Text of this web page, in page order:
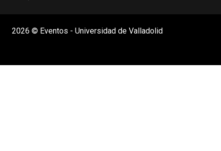
2026 © Eventos - Universidad de Valladolid